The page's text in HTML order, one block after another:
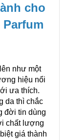
cho
như một
hiệu nổi
ưa thích.
da thì chắc
đời tin dùng
chất lượng
giá thành